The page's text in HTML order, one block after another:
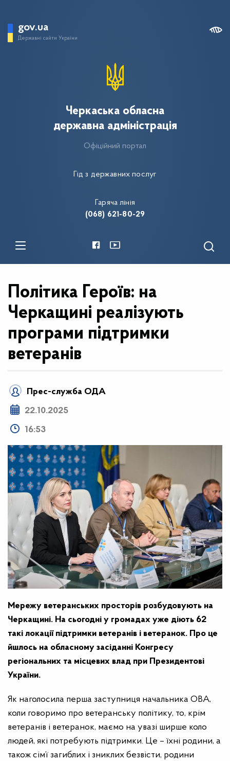
gov.ua
Державні сайти України
Гід з державних послуг
Черкаська обласна
державна адміністрація
Офіційний портал
Гаряча лінія
(068) 621-80-29
Політика Героїв: на
Черкащині реалізують
програми підтримки
ветеранів
Прес-служба ОДА
22.10.2025
16:53
Мережу ветеранських просторів розбудовують на
Черкащині. На сьогодні у громадах уже діють 62
такі локації підтримки ветеранів і ветеранок. Про це
йшлось на обласному засіданні Конгресу
регіональних та місцевих влад при Президентові
України.
Як наголосила перша заступниця начальника ОВА,
коли говоримо про ветеранську політику, то, крім
ветеранів і ветеранок, маємо на увазі ширше коло
людей, які потребують підтримки. Це –їхні родини, а
також сім’ї загиблих і зниклих безвісти, родини